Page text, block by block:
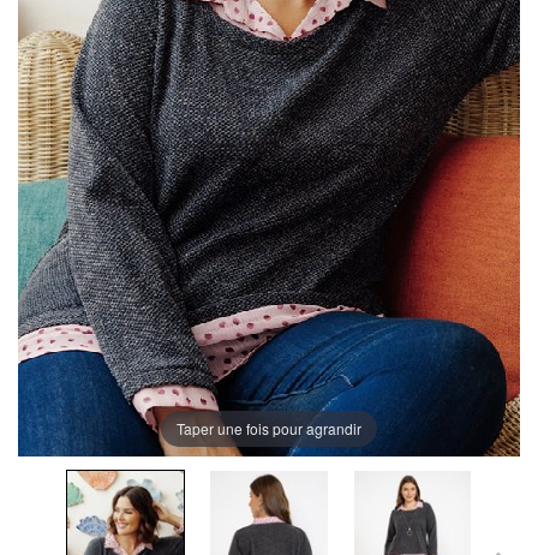
Taper une fois pour agrandir